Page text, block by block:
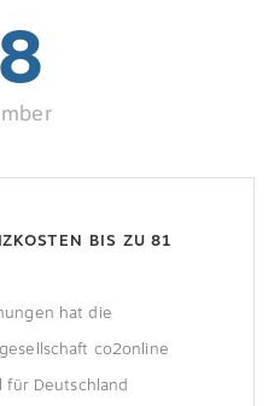
BIS ZU 81
hat die
co2online
Deutschland